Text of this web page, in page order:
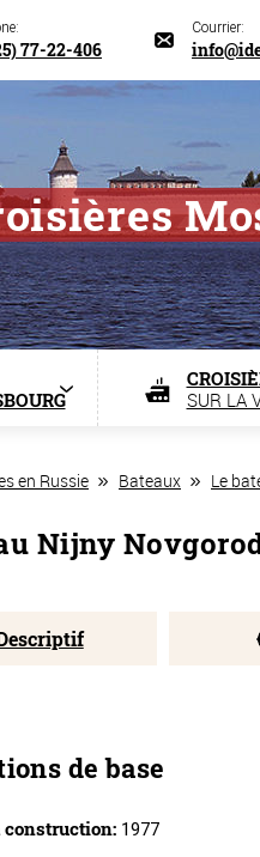
77-22-406
Courrier:
SUR LA
en Russie Bateaux Le
Nijny
de base
construction: 1977